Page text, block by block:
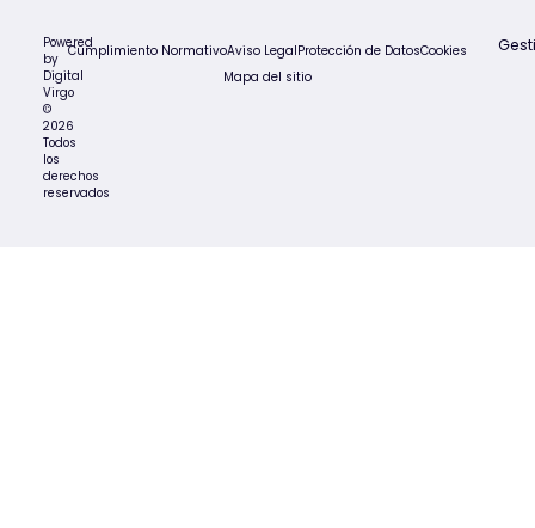
Powered
by
Digital
Virgo
©
2026
Todos
los
derechos
reservados
Cumplimiento NormativoAviso LegalProtección de DatosCookies
Mapa del sitio